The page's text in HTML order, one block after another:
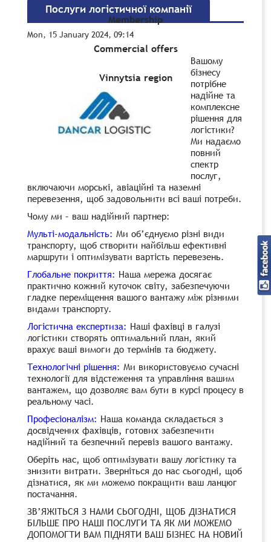
Membership
Commercial offers
Vinnytsia region
Послуги логістичної компанії
Mon, 15 January 2024, 09:14
Вашому
бізнесу
потрібне
надійне та
комплексне
рішення для
логістики?
Ми надаємо
повний
спектр
послуг,
включаючи морські, авіаційні та наземні
перевезення, щоб задовольнити всі ваші потреби.
Чому ми – ваш надійний партнер:
Мульті-модальність: Ми об’єднуємо різні види
транспорту, щоб створити найбільш ефективні
маршрути і оптимізувати вартість перевезень.
Глобальне покриття: Наша мережа досягає
практично кожний куточок світу, забезпечуючи
гладке переміщення вашого вантажу між різними
видами транспорту.
Логістична експертиза: Наші фахівці в галузі
логістики створять оптимальний план, який
врахує ваші вимоги до термінів та бюджету.
Технологічні рішення: Ми використовуємо сучасні
технології для відстеження та управління вашим
вантажем, що дозволяє вам бути в курсі процесу в
реальному часі.
Професіоналізм: Наша команда складається з
досвідчених фахівців, готових забезпечити
надійний та безпечний перевіз вашого вантажу.
Оберіть нас, щоб оптимізувати вашу логістику та
знизити витрати. Зверніться до нас сьогодні, щоб
дізнатися, як ми можемо покращити ваш ланцюг
постачання.
ЗВ’ЯЖІТЬСЯ З НАМИ СЬОГОДНІ, ЩОБ ДІЗНАТИСЯ
БІЛЬШЕ ПРО НАШІ ПОСЛУГИ ТА ЯК МИ МОЖЕМО
ДОПОМОГТИ ВАМ ПІДНЯТИ ВАШ БІЗНЕС НА НОВИЙ